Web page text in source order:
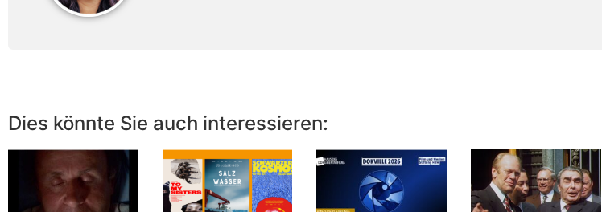
Dies könnte Sie auch interessieren: